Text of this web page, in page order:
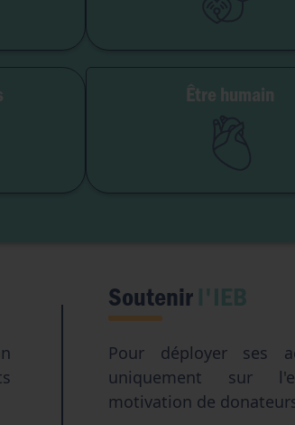
Être humain
Maladie &
Genre &
Soutenirl'IEB
Pour déployer ses
uniquement sur
motivation de